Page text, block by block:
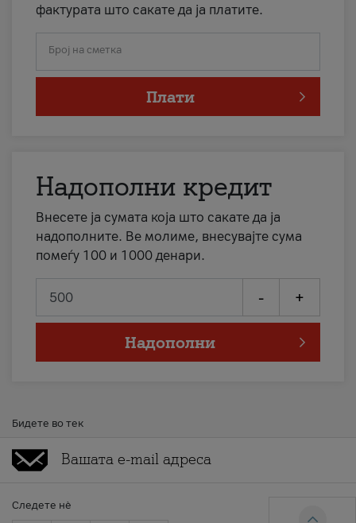
фактурата што сакате да ја платите.
Број на сметка
Плати
Надополни кредит
Внесете ја сумата која што сакате да ја
надополните. Ве молиме, внесувајте сума
помеѓу 100 и 1000 денари.
- +
Надополни
Бидете во тек
Следете нè